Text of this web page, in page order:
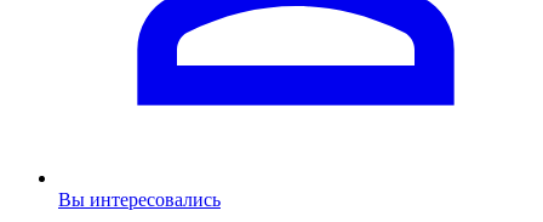
Вы интересовались